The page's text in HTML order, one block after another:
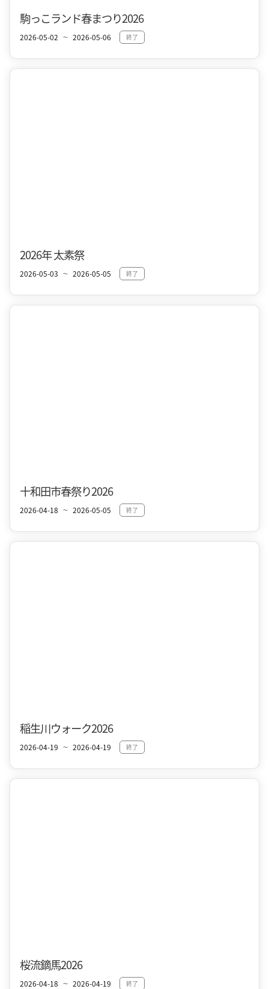
駒っこランド春まつり2026
2026-05-02 〜 2026-05-06 終了
2026年 太素祭
2026-05-03 〜 2026-05-05 終了
十和田市春祭り2026
2026-04-18 〜 2026-05-05 終了
稲生川ウォーク2026
2026-04-19 〜 2026-04-19 終了
桜流鏑馬2026
2026-04-18 〜 2026-04-19 終了